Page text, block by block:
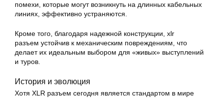
помехи, которые могут возникнуть на длинных кабельных
линиях, эффективно устраняются.
Кроме того, благодаря надежной конструкции, xlr
разъем устойчив к механическим повреждениям, что
делает их идеальным выбором для «живых» выступлений
и туров.
История и эволюция
Хотя XLR разъем сегодня является стандартом в мире